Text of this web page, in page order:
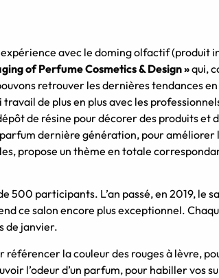
expérience avec le doming olfactif (produit
of Perfume Cosmetics & Design »qui,
retrouver les dernières tendances
de plus en plus avec les
de résine pour décorer des produits et
dernière génération, pour améliorer
propose un thème en totale
500 participants. L’an passé, en 2019, le
ce salon encore plus exceptionnel.
de janvier.
référencer la couleur des rouges à lèvre,
l’odeur d’un parfum, pour habiller vos